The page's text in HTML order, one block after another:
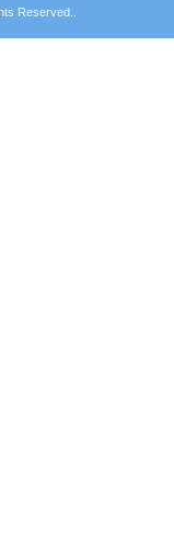
Reserved..